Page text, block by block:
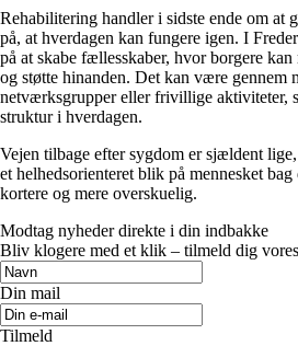
Rehabilitering handler i sidste ende om at
på, at hverdagen kan fungere igen. I
på at skabe fællesskaber, hvor borgere
og støtte hinanden. Det kan være gennem
netværksgrupper eller frivillige aktiviteter,
struktur i hverdagen.
Vejen tilbage efter sygdom er sjældent
et helhedsorienteret blik på mennesket
kortere og mere overskuelig.
Modtag nyheder direkte i din indbakke
Bliv klogere med et klik – tilmeld dig
Din mail
Tilmeld